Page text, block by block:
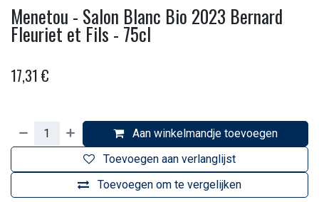
Menetou - Salon Blanc Bio 2023 Bernard
Fleuriet et Fils - 75cl
17,31 €
Aan winkelmandje toevoegen
Toevoegen om te vergelijken
Toevoegen aan verlanglijst